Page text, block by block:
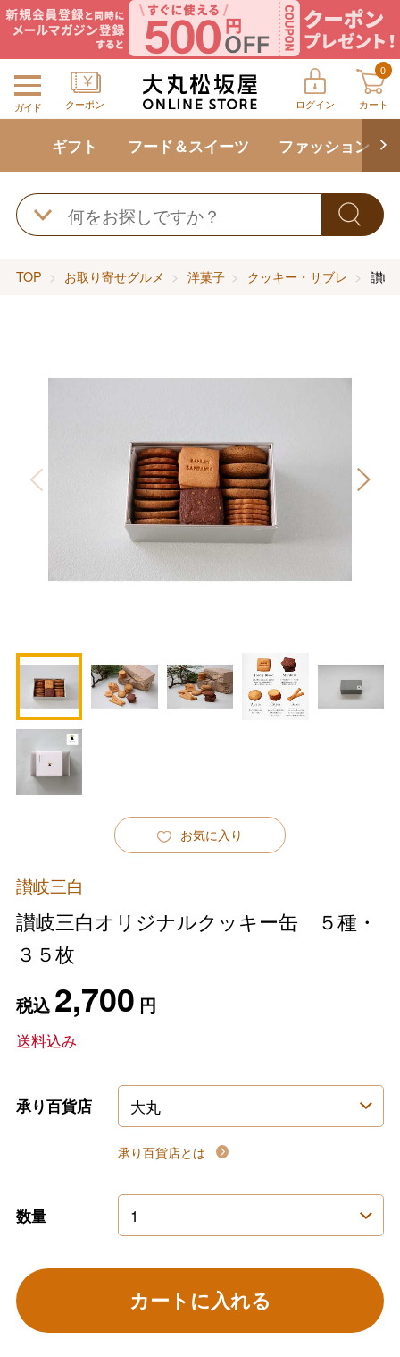
ガイド クーポン ログイン
0
カート
ギフト フード＆スイーツ ファッション
TOP お取り寄せグルメ 洋菓子 クッキー・サブレ 讃岐
お気に入り
讃岐三白
讃岐三白オリジナルクッキー缶 ５種・
３５枚
税込2,700 円
送料込み
承り百貨店
承り百貨店とは
数量
カートに入れる